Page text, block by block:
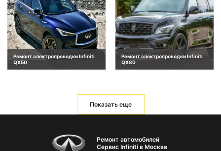
Ремонт электропроводки Infiniti
QX50
Ремонт электропроводки Infiniti
QX80
Показать еще
Ремонт автомобилей
Сервис Infiniti в Москве